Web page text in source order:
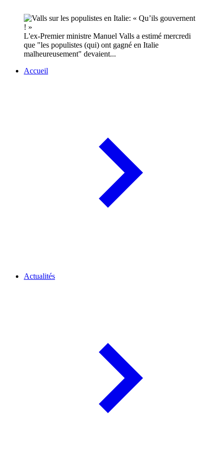
L'ex-Premier ministre Manuel Valls a estimé mercredi
que "les populistes (qui) ont gagné en Italie
malheureusement" devaient...
Accueil
Actualités